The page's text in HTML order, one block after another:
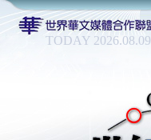
TODAY 2026.08.09